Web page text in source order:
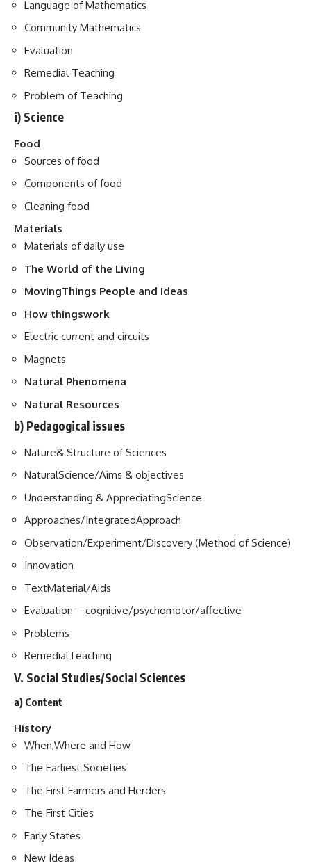
Language of Mathematics
Community Mathematics
Evaluation
Remedial Teaching
Problem of Teaching
i) Science
Food
Sources of food
Components of food
Cleaning food
Materials
Materials of daily use
The World of the Living
MovingThings People and Ideas
How thingswork
Electric current and circuits
Magnets
Natural Phenomena
Natural Resources
b) Pedagogical issues
Nature& Structure of Sciences
NaturalScience/Aims & objectives
Understanding & AppreciatingScience
Approaches/IntegratedApproach
Observation/Experiment/Discovery (Method of Science)
Innovation
TextMaterial/Aids
Evaluation – cognitive/psychomotor/affective
Problems
RemedialTeaching
V. Social Studies/Social Sciences
a) Content
History
When,Where and How
The Earliest Societies
The First Farmers and Herders
The First Cities
Early States
New Ideas